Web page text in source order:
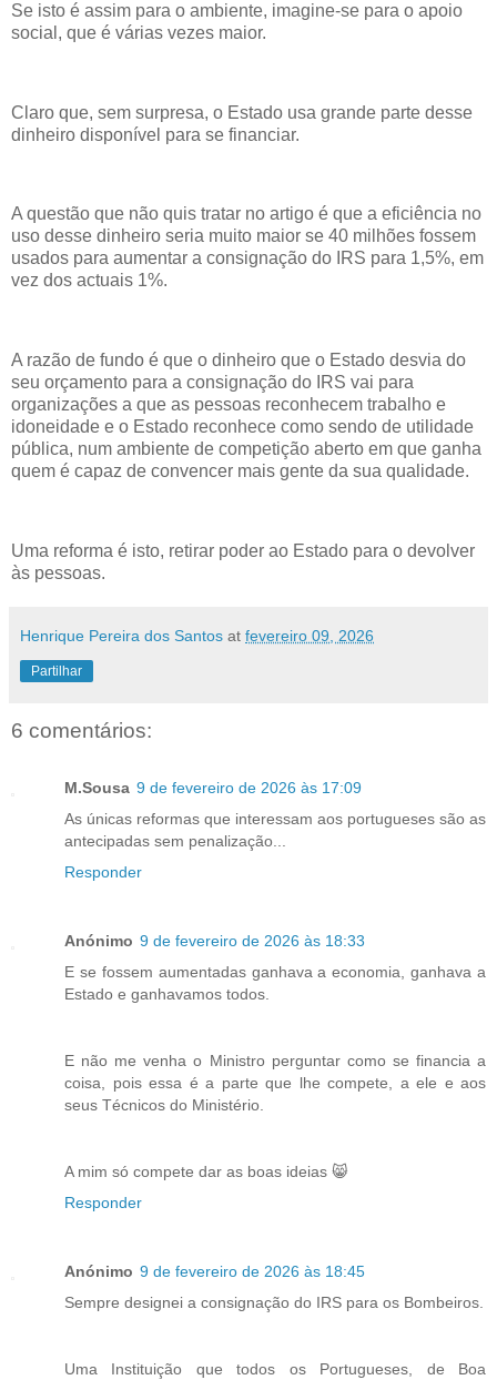
Se isto é assim para o ambiente, imagine-se para o apoio
social, que é várias vezes maior.
Claro que, sem surpresa, o Estado usa grande parte desse
dinheiro disponível para se financiar.
A questão que não quis tratar no artigo é que a eficiência no
uso desse dinheiro seria muito maior se 40 milhões fossem
usados para aumentar a consignação do IRS para 1,5%, em
vez dos actuais 1%.
A razão de fundo é que o dinheiro que o Estado desvia do
seu orçamento para a consignação do IRS vai para
organizações a que as pessoas reconhecem trabalho e
idoneidade e o Estado reconhece como sendo de utilidade
pública, num ambiente de competição aberto em que ganha
quem é capaz de convencer mais gente da sua qualidade.
Uma reforma é isto, retirar poder ao Estado para o devolver
às pessoas.
Henrique Pereira dos Santos at fevereiro 09, 2026
Partilhar
6 comentários:
M.Sousa 9 de fevereiro de 2026 às 17:09
As únicas reformas que interessam aos portugueses são as
antecipadas sem penalização...
Responder
Anónimo 9 de fevereiro de 2026 às 18:33
E se fossem aumentadas ganhava a economia, ganhava a
Estado e ganhavamos todos.
E não me venha o Ministro perguntar como se financia a
coisa, pois essa é a parte que lhe compete, a ele e aos
seus Técnicos do Ministério.
A mim só compete dar as boas ideias 😸
Responder
Anónimo 9 de fevereiro de 2026 às 18:45
Sempre designei a consignação do IRS para os Bombeiros.
Uma Instituição que todos os Portugueses, de Boa